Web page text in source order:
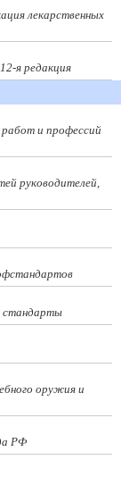
лекарственных
я редакция
и профессий
руководителей,
стандарты
оружия и
РФ